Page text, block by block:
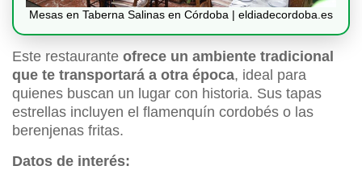
Mesas en Taberna Salinas en Córdoba | eldiadecordoba.es
Este restaurante ofrece un ambiente tradicional
que te transportará a otra época, ideal para
quienes buscan un lugar con historia. Sus tapas
estrellas incluyen el flamenquín cordobés o las
berenjenas fritas.
Datos de interés: